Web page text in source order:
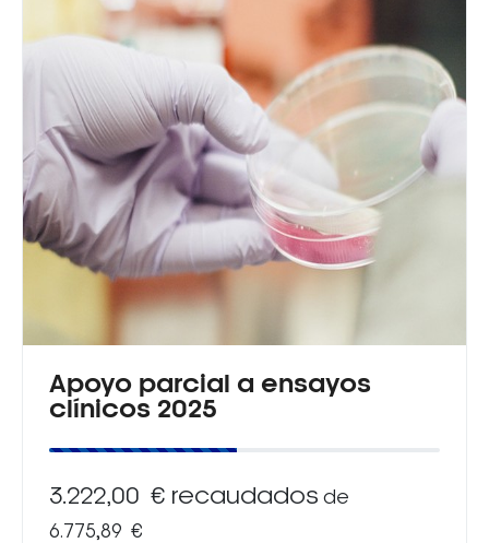
Apoyo parcial a ensayos
clínicos 2025
3.222,00 € recaudados de
6.775,89 €